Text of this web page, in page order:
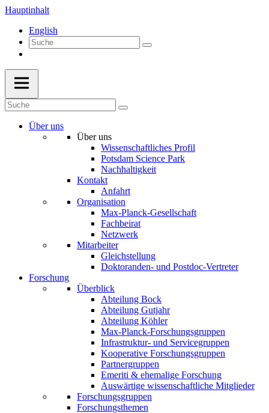
Hauptinhalt
English
Über uns
Über uns
Wissenschaftliches Profil
Potsdam Science Park
Nachhaltigkeit
Kontakt
Anfahrt
Organisation
Max-Planck-Gesellschaft
Fachbeirat
Netzwerk
Mitarbeiter
Gleichstellung
Doktoranden- und Postdoc-Vertreter
Forschung
Überblick
Abteilung Bock
Abteilung Gutjahr
Abteilung Köhler
Max-Planck-Forschungsgruppen
Infrastruktur- und Servicegruppen
Kooperative Forschungsgruppen
Partnergruppen
Emeriti & ehemalige Forschung
Auswärtige wissenschaftliche Mitglieder
Forschungsgruppen
Forschungsthemen